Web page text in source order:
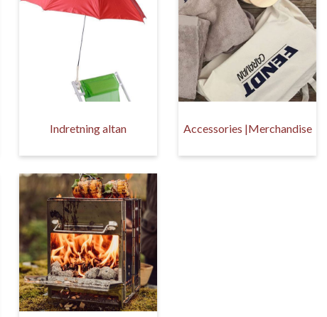
Indretning altan Accessories |Merchandise